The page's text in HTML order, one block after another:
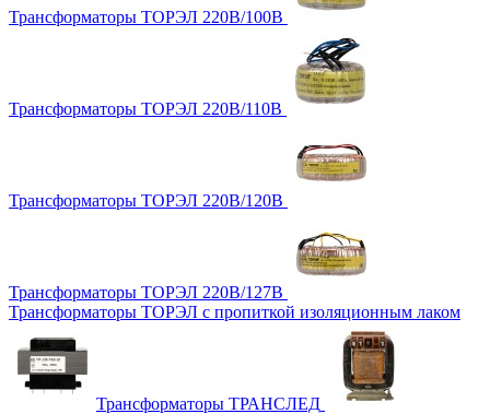
Трансформаторы ТОРЭЛ 220В/100В
Трансформаторы ТОРЭЛ 220В/110В
Трансформаторы ТОРЭЛ 220В/120В
Трансформаторы ТОРЭЛ 220В/127В
Трансформаторы ТОРЭЛ с пропиткой изоляционным лаком
Трансформаторы ТРАНСЛЕД